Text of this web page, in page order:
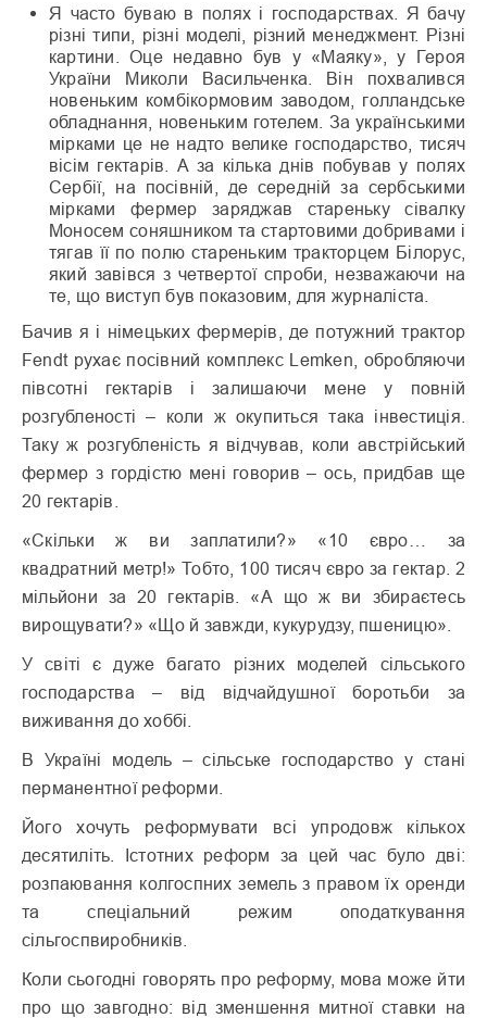
Я часто буваю в полях і господарствах. Я бачу
різні типи, різні моделі, різний менеджмент. Різні
картини. Оце недавно був у «Маяку», у Героя
України Миколи Васильченка. Він похвалився
новеньким комбікормовим заводом, голландське
обладнання, новеньким готелем. За українськими
мірками це не надто велике господарство, тисяч
вісім гектарів. А за кілька днів побував у полях
Сербії, на посівній, де середній за сербськими
мірками фермер заряджав стареньку сівалку
Моносем соняшником та стартовими добривами і
тягав її по полю стареньким тракторцем Білорус,
який завівся з четвертої спроби, незважаючи на
те, що виступ був показовим, для журналіста.
Бачив я і німецьких фермерів, де потужний трактор
Fendt рухає посівний комплекс Lemken, обробляючи
півсотні гектарів і залишаючи мене у повній
розгубленості – коли ж окупиться така інвестиція.
Таку ж розгубленість я відчував, коли австрійський
фермер з гордістю мені говорив – ось, придбав ще
20 гектарів.
«Скільки ж ви заплатили?» «10 євро… за
квадратний метр!» Тобто, 100 тисяч євро за гектар. 2
мільйони за 20 гектарів. «А що ж ви збираєтесь
вирощувати?» «Що й завжди, кукурудзу, пшеницю».
У світі є дуже багато різних моделей сільського
господарства – від відчайдушної боротьби за
виживання до хоббі.
В Україні модель – сільське господарство у стані
перманентної реформи.
Його хочуть реформувати всі упродовж кількох
десятиліть. Істотних реформ за цей час було дві:
розпаювання колгоспних земель з правом їх оренди
та спеціальний режим оподаткування
сільгоспвиробників.
Коли сьогодні говорять про реформу, мова може йти
про що завгодно: від зменшення митної ставки на